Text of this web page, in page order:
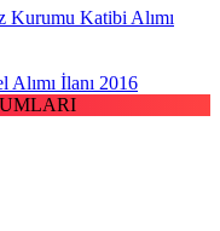
Kurumu Katibi Alımı
Alımı İlanı 2016